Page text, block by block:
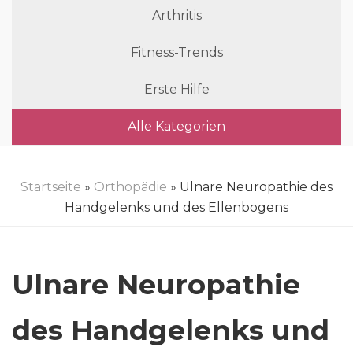
Arthritis
Fitness-Trends
Erste Hilfe
Alle Kategorien
Startseite » Orthopädie » Ulnare Neuropathie des
Handgelenks und des Ellenbogens
Ulnare Neuropathie
des Handgelenks und